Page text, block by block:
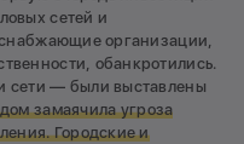
сетей и
организации,
обанкротились.
сети — были выставлены
замаячила угроза
Городские и